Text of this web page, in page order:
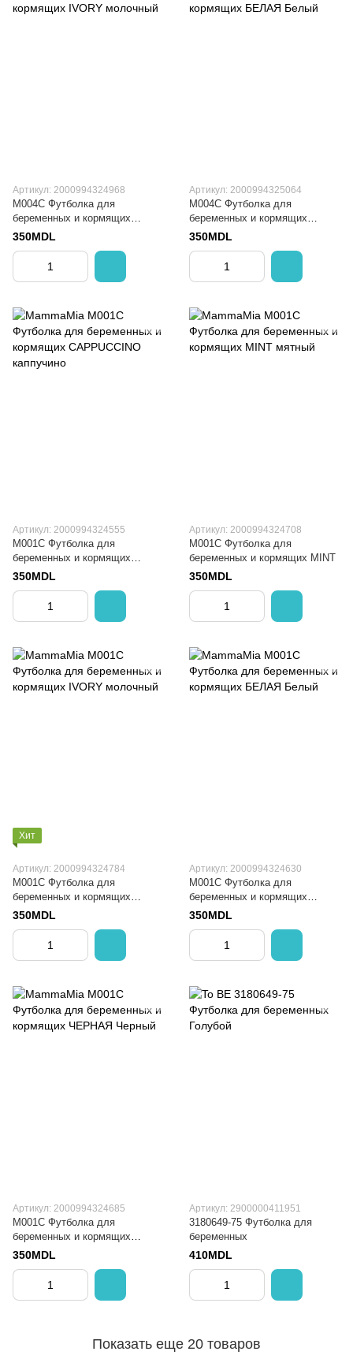
Артикул: 2000994324968
M004C Футболка для
беременных и кормящих
IVORY
350MDL
Артикул: 2000994325064
M004C Футболка для
беременных и кормящих
БЕЛАЯ
350MDL
Артикул: 2000994324555
M001C Футболка для
беременных и кормящих
CAPPUCCINO
350MDL
Артикул: 2000994324708
M001C Футболка для
беременных и кормящих MINT
350MDL
Хит
Артикул: 2000994324784
M001C Футболка для
беременных и кормящих
IVORY
350MDL
Артикул: 2000994324630
M001C Футболка для
беременных и кормящих
БЕЛАЯ
350MDL
Артикул: 2000994324685
M001C Футболка для
беременных и кормящих
ЧЕРНАЯ
350MDL
Артикул: 2900000411951
3180649-75 Футболка для
беременных
410MDL
Показать еще 20 товаров